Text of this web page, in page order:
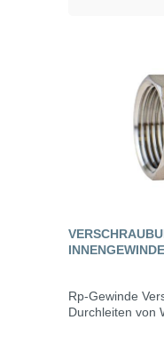
Rp-Gewinde
Durchleiten von